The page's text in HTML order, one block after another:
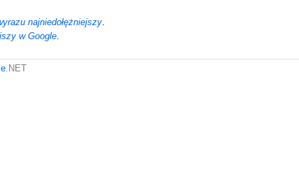
najniedołężniejszy.
w Google.
.NET